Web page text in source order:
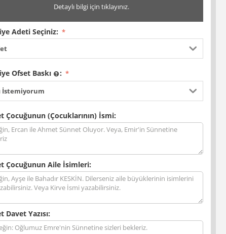
Detaylı bilgi için tıklayınız.
Adeti Seçiniz:
Ofset Baskı :
İstemiyorum
Çocuğunun (Çocuklarının) İsmi:
Çocuğunun Aile İsimleri:
Davet Yazısı: